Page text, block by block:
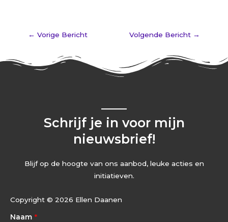
← Vorige Bericht Volgende Bericht →
Schrijf je in voor mijn
nieuwsbrief!
Blijf op de hoogte van ons aanbod, leuke acties en
initiatieven.
Copyright © 2026 Ellen Daanen
Naam *